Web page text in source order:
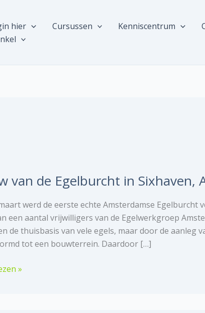
hier Cursussen Kenniscentrum
van de Egelburcht in Sixhaven,
werd de eerste echte Amsterdamse Egelburcht
een aantal vrijwilligers van de Egelwerkgroep
de thuisbasis van vele egels, maar door de
tot een bouwterrein. Daardoor […]
»